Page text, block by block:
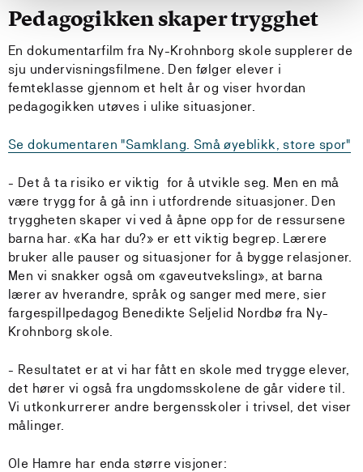
Pedagogikken skaper trygghet
En dokumentarfilm fra Ny-Krohnborg skole supplerer de
sju undervisningsfilmene. Den følger elever i
femteklasse gjennom et helt år og viser hvordan
pedagogikken utøves i ulike situasjoner.
Se dokumentaren "Samklang. Små øyeblikk, store spor"
- Det å ta risiko er viktig for å utvikle seg. Men en må
være trygg for å gå inn i utfordrende situasjoner. Den
tryggheten skaper vi ved å åpne opp for de ressursene
barna har. «Ka har du?» er ett viktig begrep. Lærere
bruker alle pauser og situasjoner for å bygge relasjoner.
Men vi snakker også om «gaveutveksling», at barna
lærer av hverandre, språk og sanger med mere, sier
fargespillpedagog Benedikte Seljelid Nordbø fra Ny-
Krohnborg skole.
- Resultatet er at vi har fått en skole med trygge elever,
det hører vi også fra ungdomsskolene de går videre til.
Vi utkonkurrerer andre bergensskoler i trivsel, det viser
målinger.
Ole Hamre har enda større visjoner: